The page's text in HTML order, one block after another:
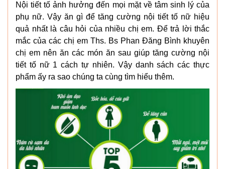
Nội tiết tố ảnh hưởng đến mọi mặt về tâm sinh lý của
phụ nữ. Vậy ăn gì để tăng cường nội tiết tố nữ hiệu
quả nhất là câu hỏi của nhiều chị em. Để trả lời thắc
mắc của các chị em Ths. Bs Phan Đăng Bình khuyên
chị em nên ăn các món ăn sau giúp tăng cường nội
tiết tố nữ 1 cách tự nhiên. Vậy danh sách các thực
phẩm ấy ra sao chúng ta cùng tìm hiểu thêm.